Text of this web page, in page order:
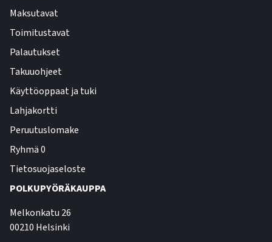
Maksutavat
Toimitustavat
Palautukset
Takuuohjeet
Käyttöoppaat ja tuki
Lahjakortti
Peruutuslomake
Ryhmä 0
Tietosuojaseloste
POLKUPYÖRÄKAUPPA
Melkonkatu 26
00210 Helsinki